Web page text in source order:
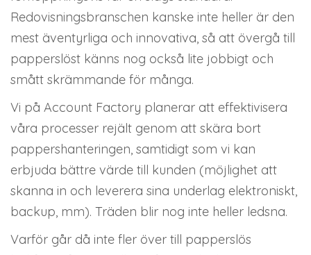
Redovisningsbranschen kanske inte heller är den
mest äventyrliga och innovativa, så att övergå till
papperslöst känns nog också lite jobbigt och
smått skrämmande för många.
Vi på Account Factory planerar att effektivisera
våra processer rejält genom att skära bort
pappershanteringen, samtidigt som vi kan
erbjuda bättre värde till kunden (möjlighet att
skanna in och leverera sina underlag elektroniskt,
backup, mm). Träden blir nog inte heller ledsna.
Varför går då inte fler över till papperslös